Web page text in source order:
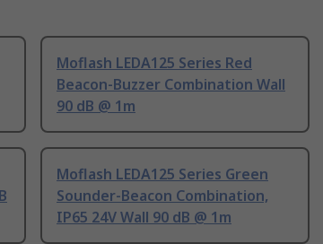
Moflash LEDA125 Series Red
Beacon-Buzzer Combination Wall
90 dB @ 1m
Moflash LEDA125 Series Green
Sounder-Beacon Combination,
IP65 24V Wall 90 dB @ 1m